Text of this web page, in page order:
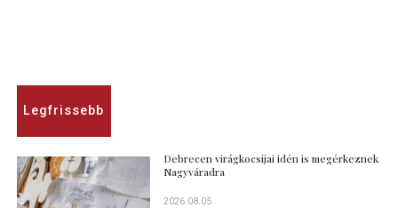
Legfrissebb
Debrecen virágkocsijai idén is megérkeznek
Nagyváradra
2026.08.05